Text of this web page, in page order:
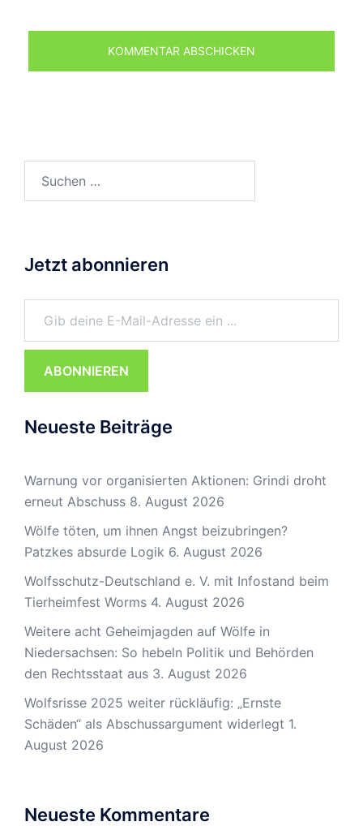
nach:
Jetzt abonnieren
Gib deine E-Mail-Adresse ein ...
ABONNIEREN
Neueste Beiträge
Warnung vor organisierten Aktionen: Grindi droht
erneut Abschuss 8. August 2026
Wölfe töten, um ihnen Angst beizubringen?
Patzkes absurde Logik 6. August 2026
Wolfsschutz-Deutschland e. V. mit Infostand beim
Tierheimfest Worms 4. August 2026
Weitere acht Geheimjagden auf Wölfe in
Niedersachsen: So hebeln Politik und Behörden
den Rechtsstaat aus 3. August 2026
Wolfsrisse 2025 weiter rückläufig: „Ernste
Schäden“ als Abschussargument widerlegt 1.
August 2026
Neueste Kommentare